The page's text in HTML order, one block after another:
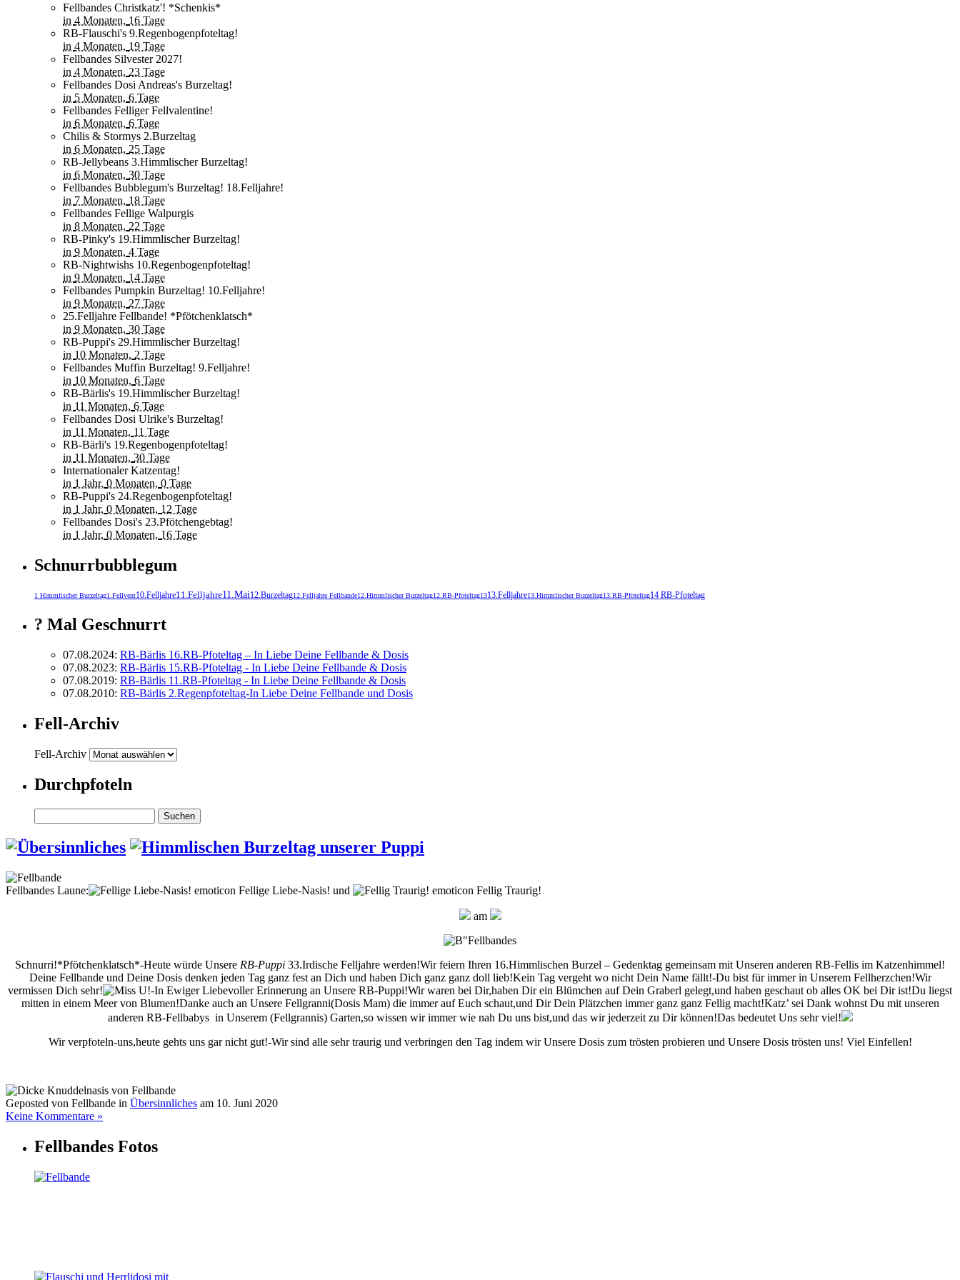
Fellbandes Christkatz'! *Schenkis*
in 4 Monaten, 16 Tage
RB-Flauschi's 9.Regenbogenpfoteltag!
in 4 Monaten, 19 Tage
Fellbandes Silvester 2027!
in 4 Monaten, 23 Tage
Fellbandes Dosi Andreas's Burzeltag!
in 5 Monaten, 6 Tage
Fellbandes Felliger Fellvalentine!
in 6 Monaten, 6 Tage
Chilis & Stormys 2.Burzeltag
in 6 Monaten, 25 Tage
RB-Jellybeans 3.Himmlischer Burzeltag!
in 6 Monaten, 30 Tage
Fellbandes Bubblegum's Burzeltag! 18.Felljahre!
in 7 Monaten, 18 Tage
Fellbandes Fellige Walpurgis
in 8 Monaten, 22 Tage
RB-Pinky's 19.Himmlischer Burzeltag!
in 9 Monaten, 4 Tage
RB-Nightwishs 10.Regenbogenpfoteltag!
in 9 Monaten, 14 Tage
Fellbandes Pumpkin Burzeltag! 10.Felljahre!
in 9 Monaten, 27 Tage
25.Felljahre Fellbande! *Pfötchenklatsch*
in 9 Monaten, 30 Tage
RB-Puppi's 29.Himmlischer Burzeltag!
in 10 Monaten, 2 Tage
Fellbandes Muffin Burzeltag! 9.Felljahre!
in 10 Monaten, 6 Tage
RB-Bärlis's 19.Himmlischer Burzeltag!
in 11 Monaten, 6 Tage
Fellbandes Dosi Ulrike's Burzeltag!
in 11 Monaten, 11 Tage
RB-Bärli's 19.Regenbogenpfoteltag!
in 11 Monaten, 30 Tage
Internationaler Katzentag!
in 1 Jahr, 0 Monaten, 0 Tage
RB-Puppi's 24.Regenbogenpfoteltag!
in 1 Jahr, 0 Monaten, 12 Tage
Fellbandes Dosi's 23.Pfötchengebtag!
in 1 Jahr, 0 Monaten, 16 Tage
Schnurrbubblegum
1 Himmlischer Burzeltag1.Fellvent10.Felljahre11.Felljahre11.Mai12.Burzeltag12.Felljahre Fellbande12.Himmlischer Burzeltag12.RB-Pfoteltag1313.Felljahre13.Himmlischer Burzeltag13.RB-Pfoteltag14 RB-Pfoteltag
? Mal Geschnurrt
07.08.2024: RB-Bärlis 16.RB-Pfoteltag – In Liebe Deine Fellbande & Dosis
07.08.2023: RB-Bärlis 15.RB-Pfoteltag - In Liebe Deine Fellbande & Dosis
07.08.2019: RB-Bärlis 11.RB-Pfoteltag - In Liebe Deine Fellbande & Dosis
07.08.2010: RB-Bärlis 2.Regenpfoteltag-In Liebe Deine Fellbande und Dosis
Fell-Archiv
Fell-Archiv
Durchpfoteln
Fellbandes Laune: Fellige Liebe-Nasis! und Fellig Traurig!
am
Schnurri!*Pfötchenklatsch*-Heute würde Unsere RB-Puppi 33.Irdische Felljahre werden!Wir feiern Ihren 16.Himmlischen Burzel – Gedenktag gemeinsam mit Unseren anderen RB-Fellis im Katzenhimmel!
Deine Fellbande und Deine Dosis denken jeden Tag ganz fest an Dich und haben Dich ganz ganz doll lieb!Kein Tag vergeht wo nicht Dein Name fällt!-Du bist für immer in Unserem Fellherzchen!Wir
vermissen Dich sehr!
-In Ewiger Liebevoller Erinnerung an Unsere RB-Puppi!Wir waren bei Dir,haben Dir ein Blümchen auf Dein Graberl gelegt,und haben geschaut ob alles OK bei Dir ist!Du liegst
mitten in einem Meer von Blumen!Danke auch an Unsere Fellgranni(Dosis Mam) die immer auf Euch schaut,und Dir Dein Plätzchen immer ganz ganz Fellig macht!Katz’ sei Dank wohnst Du mit unseren
anderen RB-Fellbabys in Unserem (Fellgrannis) Garten,so wissen wir immer wie nah Du uns bist,und das wir jederzeit zu Dir können!Das bedeutet Uns sehr viel!
Wir verpfoteln-uns,heute gehts uns gar nicht gut!-Wir sind alle sehr traurig und verbringen den Tag indem wir Unsere Dosis zum trösten probieren und Unsere Dosis trösten uns! Viel Einfellen!
Geposted von Fellbande in Übersinnliches am 10. Juni 2020
Keine Kommentare »
Fellbandes Fotos